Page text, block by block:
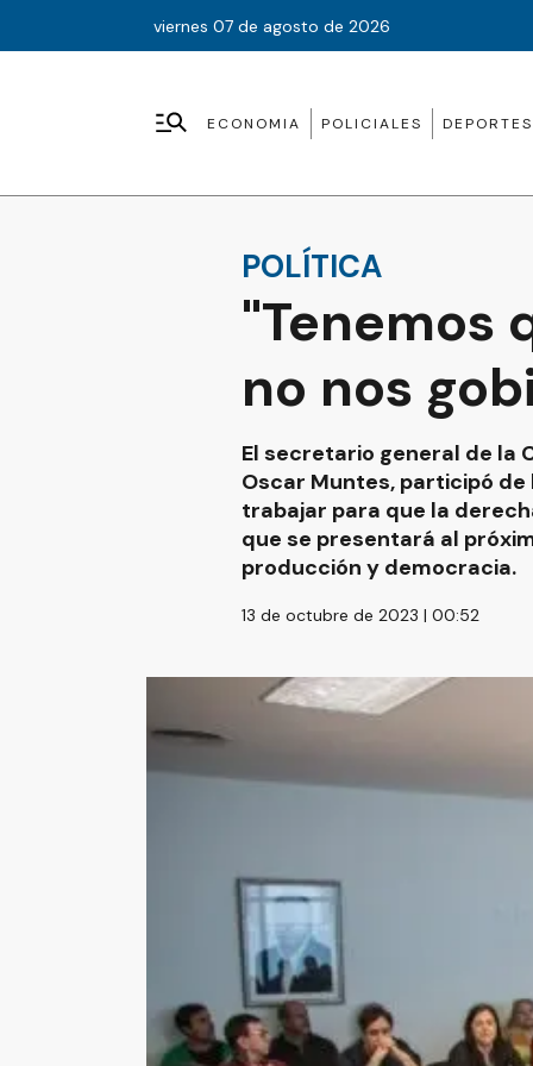
viernes 07 de agosto de 2026
ECONOMIA POLICIALES DEPORTES
POLÍTICA
"Tenemos
no nos
El secretario general de la
Oscar Muntes, participó de
trabajar para que la
que se presentará al
producción y democracia.
13 de octubre de 2023 | 00:52